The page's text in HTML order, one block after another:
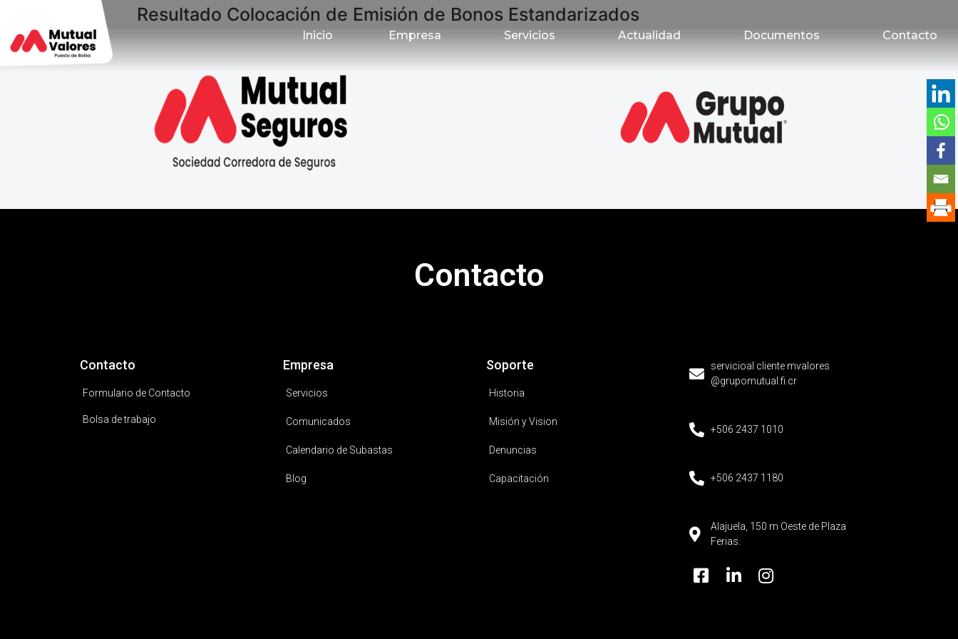
Inicio Empresa Servicios Actualidad Documentos Contacto
Resultado Colocación de Emisión de Bonos Estandarizados
Contacto
Contacto
Formulario de Contacto
Bolsa de trabajo
Empresa
Servicios
Comunicados
Calendario de Subastas
Blog
Soporte
Historia
Misión y Vision
Denuncias
Capacitación
servicioal cliente mvalores
@grupomutual.fi.cr
+506 2437 1010
+506 2437 1180
Alajuela, 150 m Oeste de Plaza
Ferias.